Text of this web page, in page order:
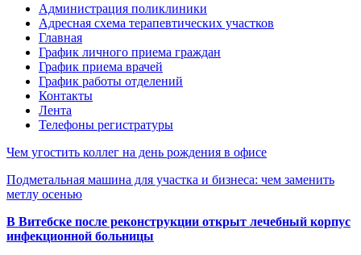
Администрация поликлиники
Адресная схема терапевтических участков
Главная
График личного приема граждан
График приема врачей
График работы отделений
Контакты
Лента
Телефоны регистратуры
Чем угостить коллег на день рождения в офисе
Подметальная машина для участка и бизнеса: чем заменить
метлу осенью
В Витебске после реконструкции открыт лечебный корпус
инфекционной больницы